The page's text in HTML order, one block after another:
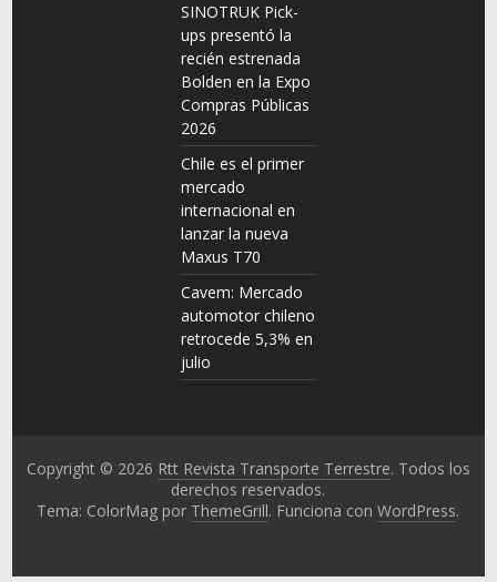
SINOTRUK Pick-
ups presentó la
recién estrenada
Bolden en la Expo
Compras Públicas
2026
Chile es el primer
mercado
internacional en
lanzar la nueva
Maxus T70
Cavem: Mercado
automotor chileno
retrocede 5,3% en
julio
Copyright © 2026 Rtt Revista Transporte Terrestre. Todos los
derechos reservados.
Tema: ColorMag por ThemeGrill. Funciona conWordPress.